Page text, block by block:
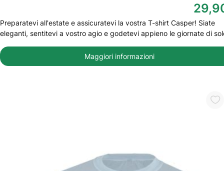
Preparatevi all'estate e assicuratevi la vostra T-shirt Casper! Siate
eleganti, sentitevi a vostro agio e godetevi appieno le giornate di
Maggiori informazioni